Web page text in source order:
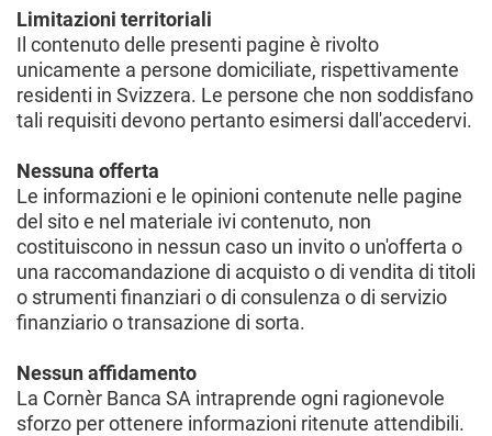
Limitazioni territoriali
Il contenuto delle presenti pagine è rivolto
unicamente a persone domiciliate, rispettivamente
residenti in Svizzera. Le persone che non soddisfano
tali requisiti devono pertanto esimersi dall'accedervi.
Nessuna offerta
Le informazioni e le opinioni contenute nelle pagine
del sito e nel materiale ivi contenuto, non
costituiscono in nessun caso un invito o un'offerta o
una raccomandazione di acquisto o di vendita di titoli
o strumenti finanziari o di consulenza o di servizio
finanziario o transazione di sorta.
Nessun affidamento
La Cornèr Banca SA intraprende ogni ragionevole
sforzo per ottenere informazioni ritenute attendibili.